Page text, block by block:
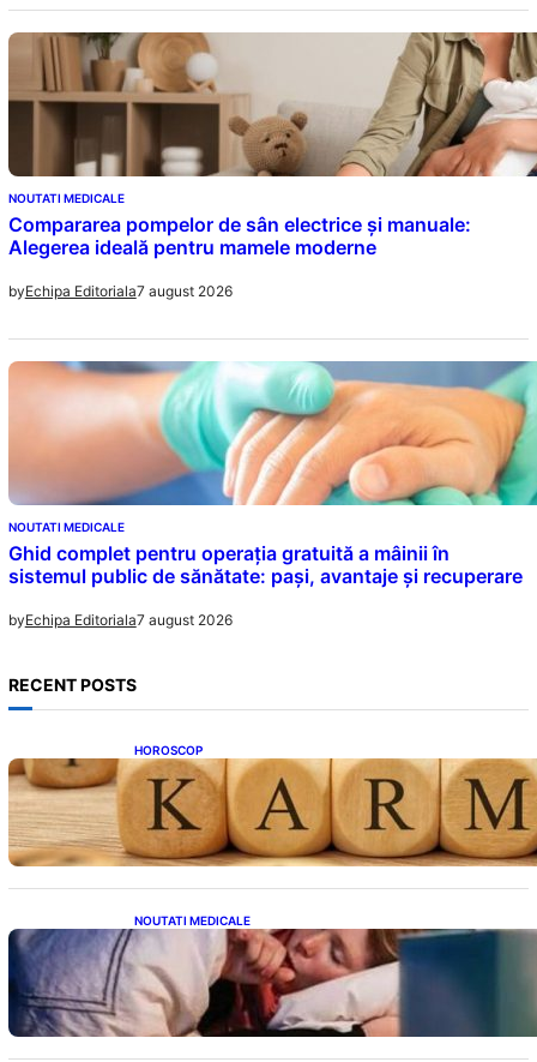
NOUTATI MEDICALE
Compararea pompelor de sân electrice și manuale:
Alegerea ideală pentru mamele moderne
byEchipa Editoriala7 august 2026
NOUTATI MEDICALE
Ghid complet pentru operația gratuită a mâinii în
sistemul public de sănătate: pași, avantaje și recuperare
byEchipa Editoriala7 august 2026
RECENT POSTS
HOROSCOP
Eclipsa și Karma: Impactul Emoțional Asupra
Zodiilor Leu și Vărsător
NOUTATI MEDICALE
Tusea seacă nocturnă: Semnale importante
despre sănătatea inimii tale